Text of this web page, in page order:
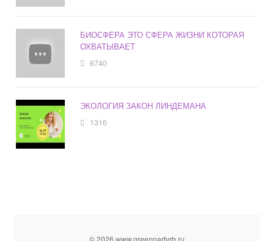
БИОСФЕРА ЭТО СФЕРА ЖИЗНИ КОТОРАЯ
ОХВАТЫВАЕТ
6740
ЭКОЛОГИЯ ЗАКОН ЛИНДЕМАНА
1316
© 2026 www.greenpartyrb.ru